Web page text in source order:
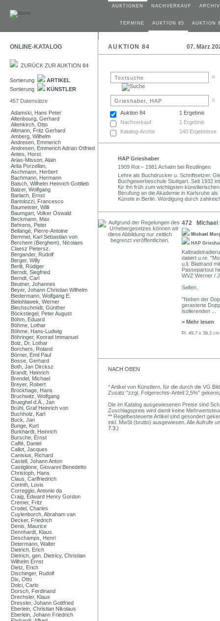
AUKTIONEN NACHVERKAUF ARCHIV
TERMINE AUKTION 85 AUKTION
ONLINE-KATALOG AUKTION 84 07. März
ZURÜCK ZUR AUKTION 84
Sortierung
ARTIKEL
Sortierung
KÜNSTLER
457 Datensätze
Adamski, Hans Peter
Altenbourg, Gerhard
Altenkirch, Otto
Altmann, Fritz Gerhard
Amberg, Wilhelm
Andresen, Emmerich
Andresen, Emmerich Adrian Otfried
Antes, Horst
Arias-Misson, Alain
Arita Porzellan,
Aschmann, Herbert
Bachmann, Hermann
Baisch, Wilhelm Heinrich Gottlieb
Balzer, Wolfgang
Barlach, Ernst
Bartolozzi, Francesco
Baumeister, Willi
Baumgart, Volker Oswald
Beckmann, Max
Behrens, Peter
Bellangé, Pierre-Antoine
Bemmel, Karl Sebastian von
Berchem (Berghem), Nicolaes
Claesz Pietersz.
Bergander, Rudolf
Berger, Willy
Berlit, Rüdiger
Berndt, Siegfried
Berndt, Carl
Beutner, Johannes
Beyer, Johann Christian Wilhelm
Biedermann, Wolfgang E.
Bielohlawek, Werner
Blechschmidt, Günther
Böckstiegel, Peter August
Böhm, Eduard
Böhme, Lothar
Böhme, Hans-Ludwig
Böhringer, Konrad Immanuel
Bolz, Dr. Lothar
Borchers, Roland
Börner, Emil Paul
Bosse, Gerhard
Both, Jan Dircksz
Brandt, Heinrich
Brendel, Michael
Breyer, Robert
Brockhage, Hans
Bruchwitz, Wolfgang
Brueghel d.Ä., Jan
Brühl, Graf Heinrich von
Buchholz, Karl
Buck, Jan
Bunge, Kurt
Burkhardt, Heinrich
Bursche, Ernst
Caffé, Daniel
Callot, Jacques
Canisius, Richard
Castell, Johann Anton
Castiglione, Giovanni Benedetto
Christoph, Hans
Claus, Carlfriedrich
Corinth, Lovis
Correggio, Antonio da
Craig, Edward Henry Gordon
Cremer, Fritz
Crodel, Charles
Cuylenborch, Abraham van
Decker, Friedrich
Denis, Maurice
Dennhardt, Klaus
Deschamps, Henri
Determann, Walter
Dietrich, Erich
Dietrich, gen. Dietricy, Christian
Wilhelm Ernst
Dietz, Erich
Dischinger, Rudolf
Dix, Otto
Dolci, Carlo
Dorsch, Ferdinand
Drechsler, Klaus
Dressler, Johann Gottfried
Eberlein, Christian Nikolaus
Eberlein, Johann Friedrich
x
x
Auktion 84
1 Ergebnis
Nachverkauf
1 Ergebnis
Katalog-Archiv
140 Ergebnisse
HAP Grieshaber
1909 Rot – 1981 Achalm bei Reutlingen
Lehre als Buchdrucker u. Schriftsetzer.
Buchgewerbeschule Stuttgart. Seit 1932
für ihn früh zum wichtigsten
Berufung an die Akademie in Karlsruhe
Künste in Berlin. Würdigung durch
472 Michael
Michael
HAP
datiert u.re.
u.li. Blattrand
Passepartout
WVZ Werner /
Selten.
"Neben der
gerasterte
isolierenden
> Mehr lesen
Pl. 49,7 x 39,3
NACH OBEN
* Artikel von Künstlern, für die durch die VG
Zusatz "zzgl. Folgerechts-Anteil 2,5%"
Die im Katalog ausgewiesenen Preise sind
Zuschlagspreis wird damit keine
** Regelbesteuerte Artikel sind gesondert
inkl. MwSt (brutto) ausgewiesen. Alle Aufrufe
7.3.)